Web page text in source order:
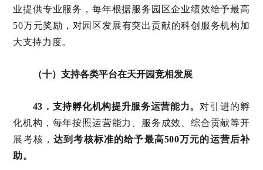
业提供专业服务，每年根据服务园区企业绩效给予最高
50万元奖励，对园区发展有突出贡献的科创服务机构加
大支持力度。
（十）支持各类平台在天开园竞相发展
43．支持孵化机构提升服务运营能力。 对引进的孵
化机构，每年按照运营能力、服务成效、综合贡献等开
展考核，达到考核标准的给予最高500万元的运营后补
助。